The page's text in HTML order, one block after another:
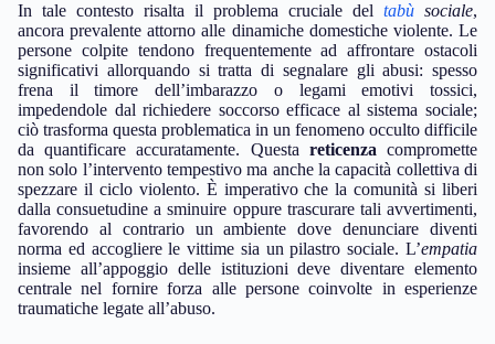
In tale contesto risalta il problema cruciale del tabù sociale,
ancora prevalente attorno alle dinamiche domestiche violente. Le
persone colpite tendono frequentemente ad affrontare ostacoli
significativi allorquando si tratta di segnalare gli abusi: spesso
frena il timore dell’imbarazzo o legami emotivi tossici,
impedendole dal richiedere soccorso efficace al sistema sociale;
ciò trasforma questa problematica in un fenomeno occulto difficile
da quantificare accuratamente. Questa reticenza compromette
non solo l’intervento tempestivo ma anche la capacità collettiva di
spezzare il ciclo violento. È imperativo che la comunità si liberi
dalla consuetudine a sminuire oppure trascurare tali avvertimenti,
favorendo al contrario un ambiente dove denunciare diventi
norma ed accogliere le vittime sia un pilastro sociale. L’empatia
insieme all’appoggio delle istituzioni deve diventare elemento
centrale nel fornire forza alle persone coinvolte in esperienze
traumatiche legate all’abuso.